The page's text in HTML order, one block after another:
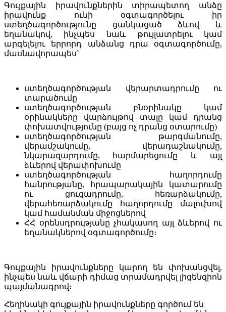
Գույքային իրավունքներին տիրապետող անձը
իրավունք ունի օգտագործելու իր
ստեղծագործությունը ցանկացած ձևով և
եղանակով, ինչպես նաև թույլատրելու կամ
արգելելու երրորդ անձանց դրա օգտագործումը,
մասնավորապես`
ստեղծագործության վերարտադրումը ու
տարածումը
ստեղծագործության բնօրինակը կամ
օրինակները վարձույթով տալը կամ դրանց
փոխատվությունը (բայց ոչ դրանց օտարումը)
ստեղծագործության թարգմանումը,
վերամշակումը, վերադաշնակումը,
նկարազարդումը, հարմարեցումը և այլ
ձևերով վերափոխումը
ստեղծագործության հաղորդումը
հանրությանը, հրապարակային կատարումը
ու ցուցադրումը, հեռարձակումը,
վերահեռարձակումը հաղորդումը մալուխով
կամ համանման միջոցներով
ՀՀ օրենսդրությանը չհակասող այլ ձևերով ու
եղանակներով օգտագործումը։
Գույքային իրավունքները կարող են փոխանցվել,
ինչպես նաև վճարի դիմաց տրամադրվել լիցենզիոն
պայմանագրով։
Հեղինակի գույքային իրավունքները գործում են